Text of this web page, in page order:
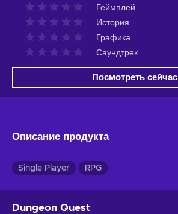
Геймплей
История
Графика
Саундтрек
Посмотреть сейчас
Описание продукта
Single Player RPG
Dungeon Quest